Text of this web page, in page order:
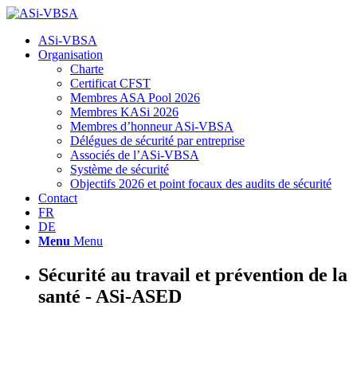
Hauptnavigation
ASi-VBSA
Organisation
Charte
Certificat CFST
Membres ASA Pool 2026
Membres KASi 2026
Membres d’honneur ASi-VBSA
Délégues de sécurité par entreprise
Associés de l’ASi-VBSA
Système de sécurité
Objectifs 2026 et point focaux des audits de sécurité
Contact
FR
DE
Menu Menu
Sécurité au travail et prévention de la
santé - ASi-ASED